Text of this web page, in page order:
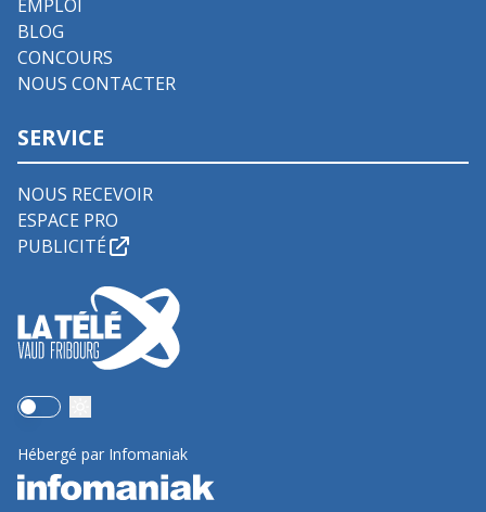
EMPLOI
BLOG
CONCOURS
NOUS CONTACTER
SERVICE
NOUS RECEVOIR
ESPACE PRO
PUBLICITÉ
Use setting
Hébergé par Infomaniak